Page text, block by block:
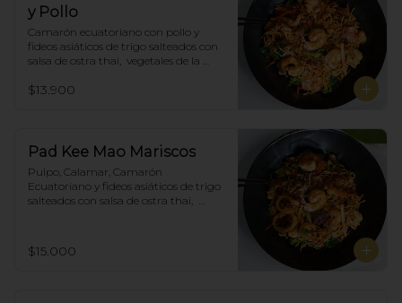
y Pollo
Camarón ecuatoriano con pollo y
fideos asiáticos de trigo salteados con
salsa de ostra thai,  vegetales de la
$13.900
Pad Kee Mao Mariscos
Pulpo, Calamar, Camarón
Ecuatoriano y fideos asiáticos de trigo
salteados con salsa de ostra thai,
$15.000